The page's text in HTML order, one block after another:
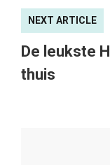
NEXT ARTICLE
De leukste
thuis